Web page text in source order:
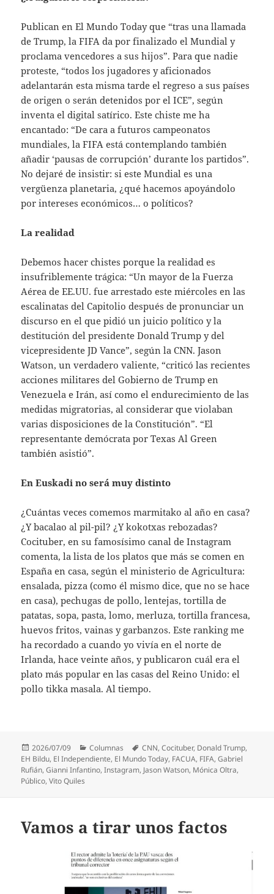
Publican en El Mundo Today que “tras una llamada
de Trump, la FIFA da por finalizado el Mundial y
proclama vencedores a sus hijos”. Para que nadie
proteste, “todos los jugadores y aficionados
adelantarán esta misma tarde el regreso a sus países
de origen o serán detenidos por el ICE”, según
inventa el digital satírico. Este chiste me ha
encantado: “De cara a futuros campeonatos
mundiales, la FIFA está contemplando también
añadir ‘pausas de corrupción’ durante los partidos”.
No dejaré de insistir: si este Mundial es una
vergüenza planetaria, ¿qué hacemos apoyándolo
por intereses económicos… o políticos?
La realidad
Debemos hacer chistes porque la realidad es
insufriblemente trágica: “Un mayor de la Fuerza
Aérea de EE.UU. fue arrestado este miércoles en las
escalinatas del Capitolio después de pronunciar un
discurso en el que pidió un juicio político y la
destitución del presidente Donald Trump y del
vicepresidente JD Vance”, según la CNN. Jason
Watson, un verdadero valiente, “criticó las recientes
acciones militares del Gobierno de Trump en
Venezuela e Irán, así como el endurecimiento de las
medidas migratorias, al considerar que violaban
varias disposiciones de la Constitución”. “El
representante demócrata por Texas Al Green
también asistió”.
En Euskadi no será muy distinto
¿Cuántas veces comemos marmitako al año en casa?
¿Y bacalao al pil-pil? ¿Y kokotxas rebozadas?
Cocituber, en su famosísimo canal de Instagram
comenta, la lista de los platos que más se comen en
España en casa, según el ministerio de Agricultura:
ensalada, pizza (como él mismo dice, que no se hace
en casa), pechugas de pollo, lentejas, tortilla de
patatas, sopa, pasta, lomo, merluza, tortilla francesa,
huevos fritos, vainas y garbanzos. Este ranking me
ha recordado a cuando yo vivía en el norte de
Irlanda, hace veinte años, y publicaron cuál era el
plato más popular en las casas del Reino Unido: el
pollo tikka masala. Al tiempo.
Publicado
el
2026/07/09 Categorías
Columnas Etiquetas
CNN,Cocituber, Donald Trump,
EH Bildu, El Independiente, El Mundo Today, FACUA, FIFA,Gabriel
Rufián,Gianni Infantino,Instagram, Jason Watson, Mónica Oltra,
Público,Vito Quiles
Vamos a tirar unos factos